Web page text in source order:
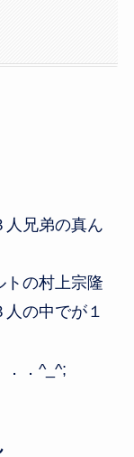
人兄弟の真ん
トの村上宗隆
の中でが１
．．^_^;